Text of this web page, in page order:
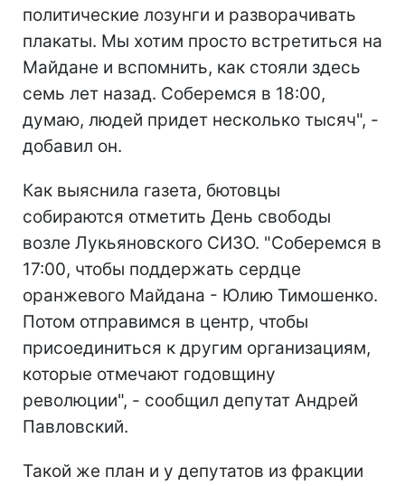
политические лозунги и разворачивать
плакаты. Мы хотим просто встретиться на
Майдане и вспомнить, как стояли здесь
семь лет назад. Соберемся в 18:00,
думаю, людей придет несколько тысяч", -
добавил он.
Как выяснила газета, бютовцы
собираются отметить День свободы
возле Лукьяновского СИЗО. "Соберемся в
17:00, чтобы поддержать сердце
оранжевого Майдана - Юлию Тимошенко.
Потом отправимся в центр, чтобы
присоединиться к другим организациям,
которые отмечают годовщину
революции", - сообщил депутат Андрей
Павловский.
Такой же план и у депутатов из фракции